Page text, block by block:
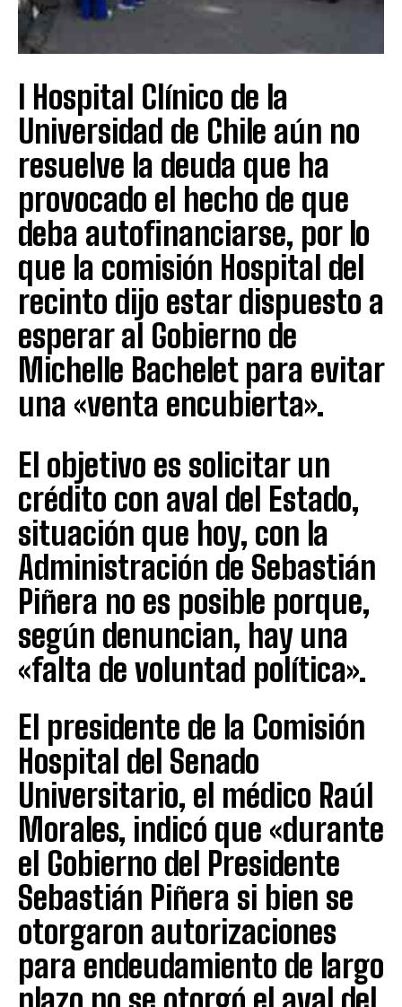
l Hospital Clínico de la
Universidad de Chile aún no
resuelve la deuda que ha
provocado el hecho de que
deba autofinanciarse, por lo
que la comisión Hospital del
recinto dijo estar dispuesto a
esperar al Gobierno de
Michelle Bachelet para evitar
una «venta encubierta».
El objetivo es solicitar un
crédito con aval del Estado,
situación que hoy, con la
Administración de Sebastián
Piñera no es posible porque,
según denuncian, hay una
«falta de voluntad política».
El presidente de la Comisión
Hospital del Senado
Universitario, el médico Raúl
Morales, indicó que «durante
el Gobierno del Presidente
Sebastián Piñera si bien se
otorgaron autorizaciones
para endeudamiento de largo